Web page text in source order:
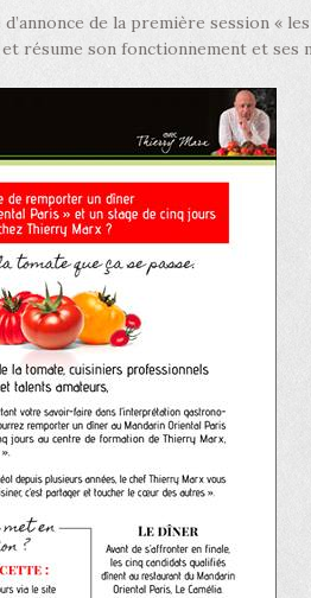
d’annonce de la première session «
résume son fonctionnement et ses